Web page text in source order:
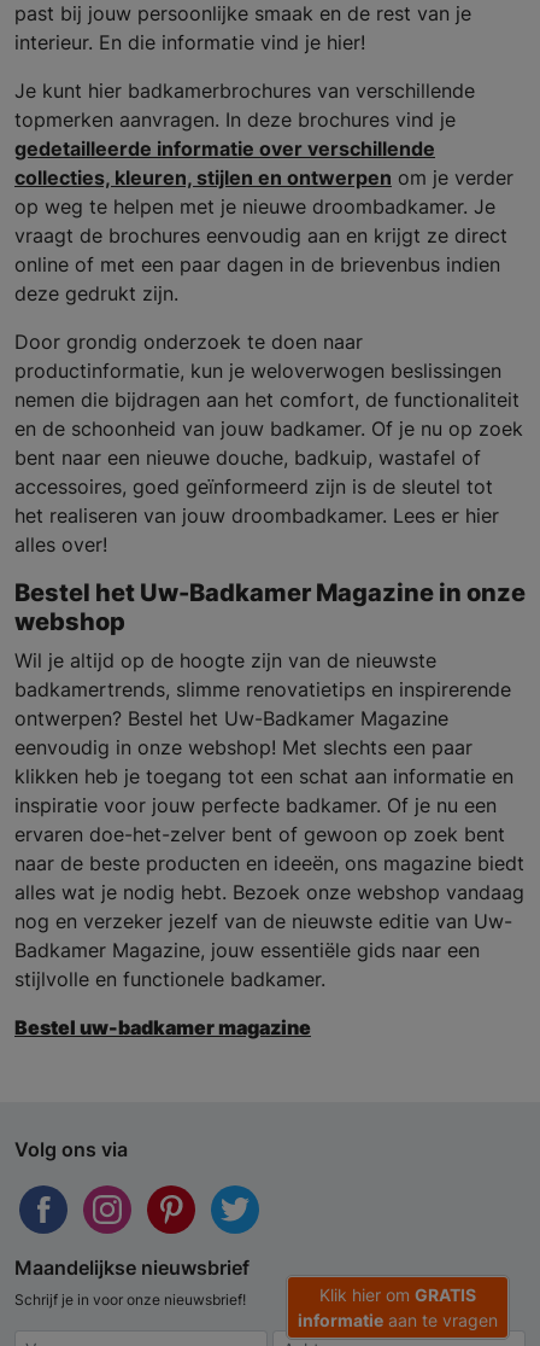
past bij jouw persoonlijke smaak en de rest van je
interieur. En die informatie vind je hier!
Je kunt hier badkamerbrochures van verschillende
topmerken aanvragen. In deze brochures vind je
gedetailleerde informatie over verschillende
collecties, kleuren, stijlen en ontwerpen om je verder
op weg te helpen met je nieuwe droombadkamer. Je
vraagt de brochures eenvoudig aan en krijgt ze direct
online of met een paar dagen in de brievenbus indien
deze gedrukt zijn.
Door grondig onderzoek te doen naar
productinformatie, kun je weloverwogen beslissingen
nemen die bijdragen aan het comfort, de functionaliteit
en de schoonheid van jouw badkamer. Of je nu op zoek
bent naar een nieuwe douche, badkuip, wastafel of
accessoires, goed geïnformeerd zijn is de sleutel tot
het realiseren van jouw droombadkamer. Lees er hier
alles over!
Bestel het Uw-Badkamer Magazine in onze
webshop
Wil je altijd op de hoogte zijn van de nieuwste
badkamertrends, slimme renovatietips en inspirerende
ontwerpen? Bestel het Uw-Badkamer Magazine
eenvoudig in onze webshop! Met slechts een paar
klikken heb je toegang tot een schat aan informatie en
inspiratie voor jouw perfecte badkamer. Of je nu een
ervaren doe-het-zelver bent of gewoon op zoek bent
naar de beste producten en ideeën, ons magazine biedt
alles wat je nodig hebt. Bezoek onze webshop vandaag
nog en verzeker jezelf van de nieuwste editie van Uw-
Badkamer Magazine, jouw essentiële gids naar een
stijlvolle en functionele badkamer.
Bestel uw-badkamer magazine
Volg ons via
Maandelijkse nieuwsbrief
Schrijf je in voor onze nieuwsbrief! Klik hier om GRATIS
informatie aan te vragen